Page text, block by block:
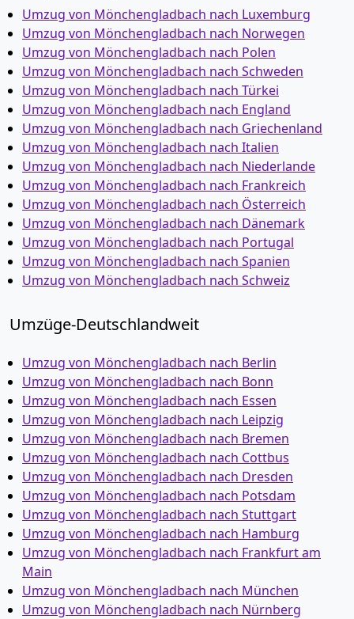
Umzug von Mönchen­gladbach nach Luxemburg
Umzug von Mönchen­gladbach nach Norwegen
Umzug von Mönchen­gladbach nach Polen
Umzug von Mönchen­gladbach nach Schweden
Umzug von Mönchen­gladbach nach Türkei
Umzug von Mönchen­gladbach nach England
Umzug von Mönchen­gladbach nach Griechenland
Umzug von Mönchen­gladbach nach Italien
Umzug von Mönchen­gladbach nach Niederlande
Umzug von Mönchen­gladbach nach Frankreich
Umzug von Mönchen­gladbach nach Österreich
Umzug von Mönchen­gladbach nach Dänemark
Umzug von Mönchen­gladbach nach Portugal
Umzug von Mönchen­gladbach nach Spanien
Umzug von Mönchen­gladbach nach Schweiz
Umzüge-Deutschlandweit
Umzug von Mönchen­gladbach nach Berlin
Umzug von Mönchen­gladbach nach Bonn
Umzug von Mönchen­gladbach nach Essen
Umzug von Mönchen­gladbach nach Leipzig
Umzug von Mönchen­gladbach nach Bremen
Umzug von Mönchen­gladbach nach Cottbus
Umzug von Mönchen­gladbach nach Dresden
Umzug von Mönchen­gladbach nach Potsdam
Umzug von Mönchen­gladbach nach Stuttgart
Umzug von Mönchen­gladbach nach Hamburg
Umzug von Mönchen­gladbach nach Frankfurt am
Main
Umzug von Mönchen­gladbach nach München
Umzug von Mönchen­gladbach nach Nürnberg